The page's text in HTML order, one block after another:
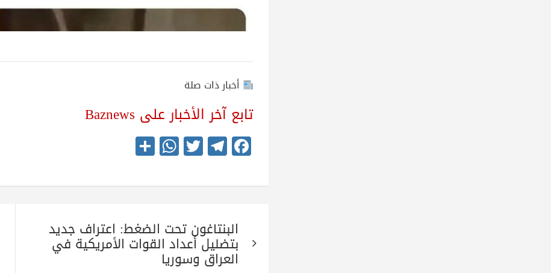
أخبار ذات صلة
تابع آخر الأخبار على Baznews
Fa
ce
bo
Te
le
gr
m
T
wi
tte
W
ha
ts
pp
S
ha
re
المقالاتالبنتاغون تحت الضغط: اعتراف جديد
بتضليل أعداد القوات الأمريكية في
العراق وسوريا